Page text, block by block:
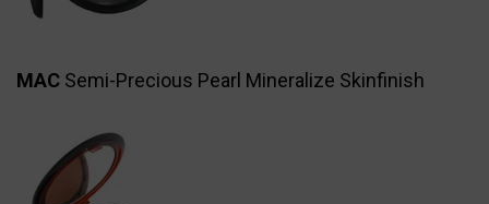
MAC Semi-Precious Pearl Mineralize Skinfinish